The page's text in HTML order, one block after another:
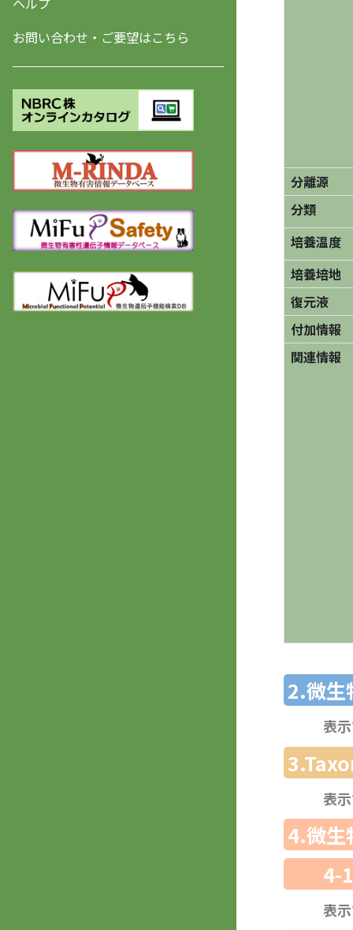
お問い合わせ・ご要望はこちら
分離源
分類
培養温度
培養培地
復元液
付加情報
関連情報
2.微生
表
表
4.微生
4-
表